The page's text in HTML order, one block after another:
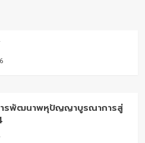
ารพัฒนาพหุปัญญาบูรณาการสู่